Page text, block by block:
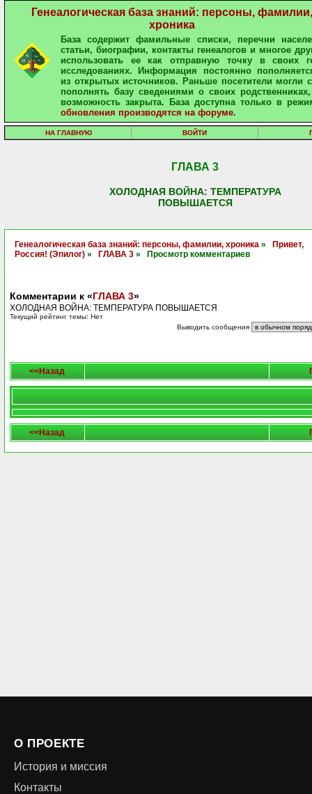
Генеалогическая база знаний: персоны, фамилии,
хроника
База содержит фамильные списки, перечни
статьи, биографии, контакты генеалогов и многое
использовать ее как отправную точку в своих
исследованиях. Информация постоянно
из открытых источников. Раньше посетители могли
пополнять базу сведениями о своих
возможность закрыта. База доступна только в
обновления производятся на форуме.
НА ГЛАВНУЮ ВОЙТИ
ГЛАВА 3
ХОЛОДНАЯ ВОЙНА: ТЕМПЕРАТУРА
ПОВЫШАЕТСЯ
Генеалогическая база знаний: персоны, фамилии, хроника »
Привет,
Россия! (Эпилог) » ГЛАВА 3 » Просмотр комментариев
Комментарии к «ГЛАВА 3»
ХОЛОДНАЯ ВОЙНА: ТЕМПЕРАТУРА ПОВЫШАЕТСЯ
Текущий рейтинг темы: Нет
Выводить сообщения
<<Назад
<<Назад
О ПРОЕКТЕ
История и миссия
Контакты